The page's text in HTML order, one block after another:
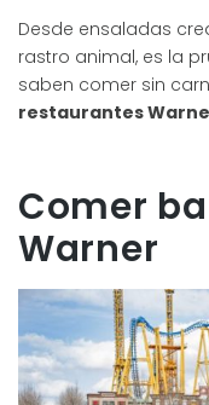
Desde ensaladas
rastro animal, es la
saben comer sin
restaurantes
Comer
Warner